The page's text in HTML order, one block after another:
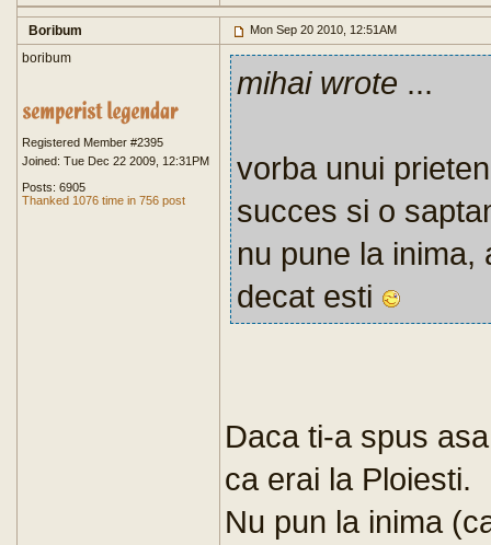
Boribum Mon Sep 20 2010, 12:51AM
boribum
Registered Member #2395
Joined: Tue Dec 22 2009, 12:31PM
Posts: 6905
Thanked 1076 time in 756 post
mihai wrote ...
vorba unui
succes si o
nu pune la inima,
decat esti
Daca ti-a spus
ca erai la Ploiesti.
Nu pun la inima